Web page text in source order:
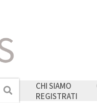
Cerca CHI SIAMO
REGISTRATI